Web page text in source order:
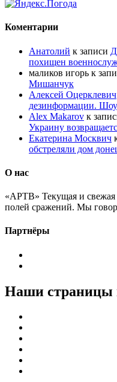
Коментарии
Анатолий к записи
похищен
маликов игорь к
Мишанчук
Алексей Оцерклевич
дезинформации.
Alex Makarov к
Украину
Екатерина Москвич
обстреляли дом
О нас
«АРТВ» Текущая и свежая
полей сражений. Мы
Партнёры
Наши страницы